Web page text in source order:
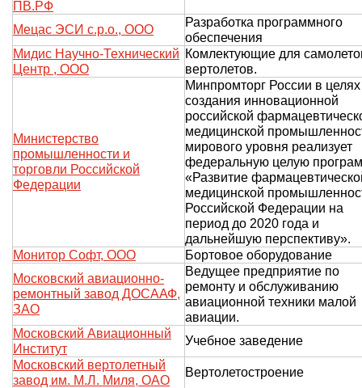
ПВ.РФ
Мецас ЭСИ с.р.о., ООО
Разработка программного
обеспечения
Мидис Научно-Технический
Центр , ООО
Комлектующие для
вертолетов.
Министерство
промышленности и
торговли Российской
Федерации
Минпромторг России в целях
создания инновационной
российской
медицинской
мирового уровня реализует
федеральную целую
«Развитие
медицинской
Российской Федерации на
период до 2020 года и
дальнейшую перспективу».
Монитор Софт, ООО
Бортовое оборудование
Московский авиационно-
ремонтный завод ДОСААФ,
ЗАО
Ведущее предприятие по
ремонту и обслуживанию
авиационной техники малой
авиации.
Московский Авиационный
Институт
Учебное заведение
Московский вертолетный
завод им. М.Л. Миля, ОАО
Вертолетостроение